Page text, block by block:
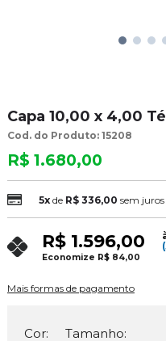
Capa 10,00 x 4,00
Cod. do Produto: 15208
R$ 1.680,00
5xde R$ 336,00 sem
R$ 1.596,00
Economize R$ 84,00
Mais formas de pagamento
Cor: Tamanho: